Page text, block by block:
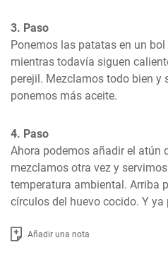
3. Paso
Ponemos las patatas en un
mientras todavía siguen
perejil. Mezclamos todo bien y
ponemos más aceite.
4. Paso
Ahora podemos añadir el atún
mezclamos otra vez y
temperatura ambiental. Arriba
círculos del huevo cocido. Y ya
Añadir una nota